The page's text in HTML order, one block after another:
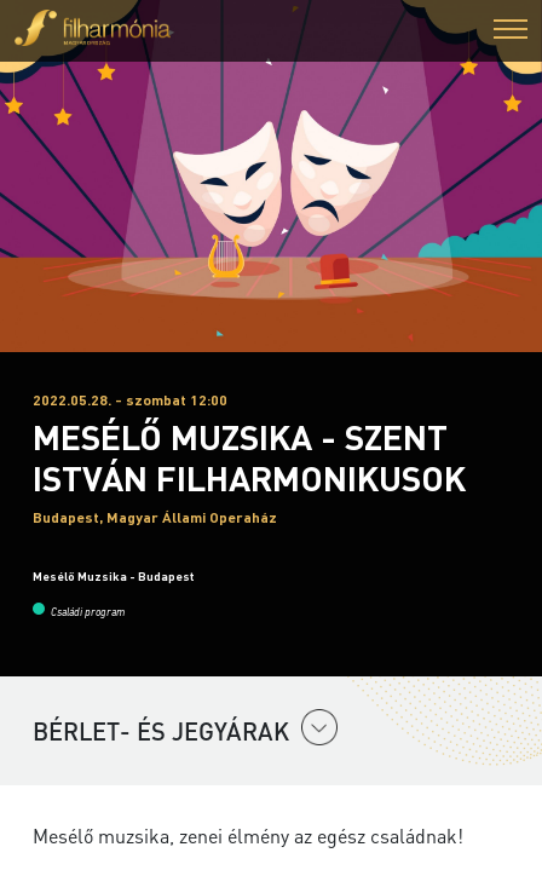
2022.05.28. - szombat 12:00
MESÉLŐ MUZSIKA - SZENT
ISTVÁN FILHARMONIKUSOK
Budapest, Magyar Állami Operaház
Mesélő Muzsika - Budapest
Családi program
BÉRLET- ÉS JEGYÁRAK
Mesélő muzsika, zenei élmény az egész családnak!